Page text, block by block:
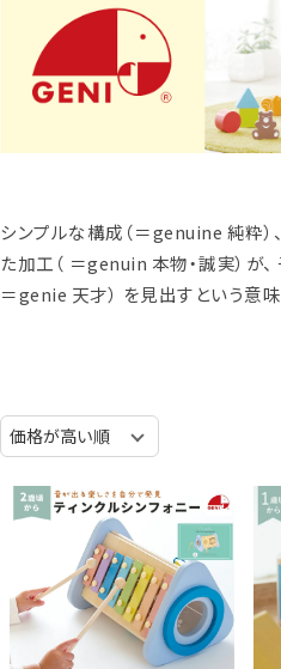
シンプルな構成（＝genuine 純粋
た加工（ ＝genuin 本物・誠実）が
＝genie 天才） を見出すという意味